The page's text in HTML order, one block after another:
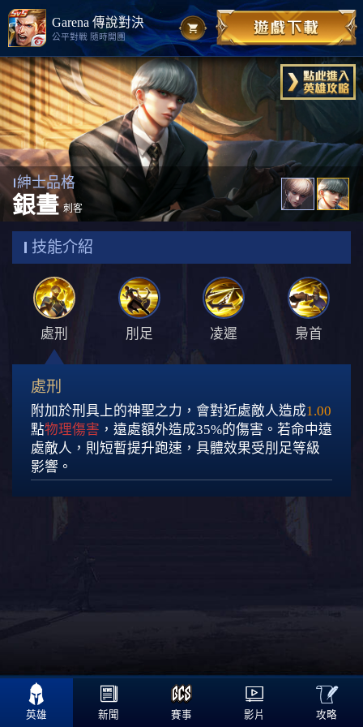
Garena 傳說對決
公平對戰 隨時開團
紳士品格
銀晝 刺客
技能介紹
處刑 刖足 凌遲 梟首
處刑
附加於刑具上的神聖之力，會對近處敵人造成1.00
點物理傷害 ，遠處額外造成35%的傷害。若命中遠
處敵人，則短暫提升跑速，具體效果受刖足等級
影響。
英雄 新聞 賽事 影片

攻略